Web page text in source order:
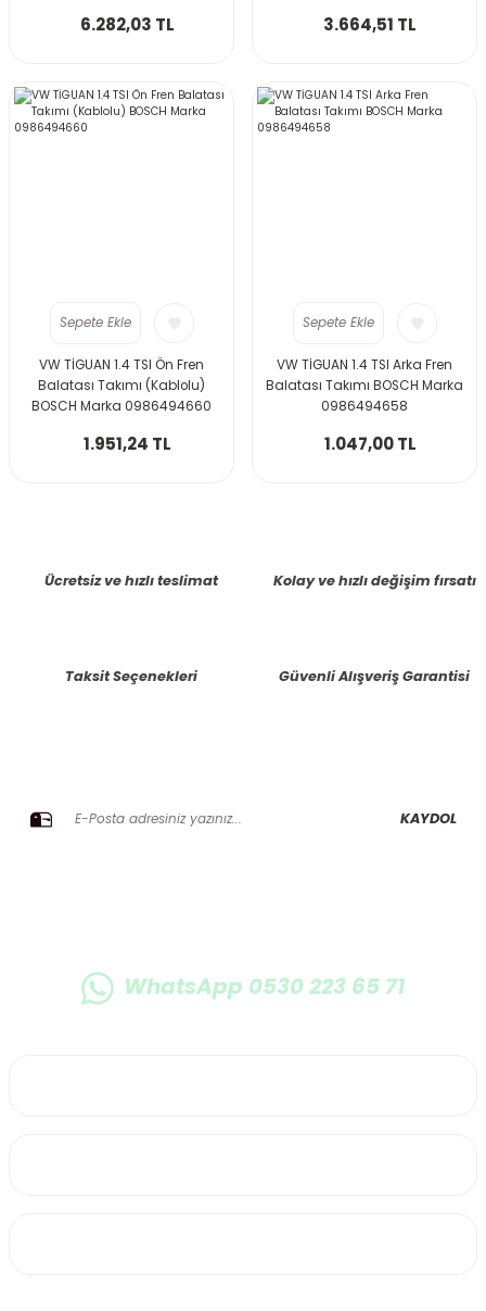
6.282,03 TL 3.664,51 TL
Sepete Ekle
VW TİGUAN 1.4 TSI Ön Fren
Balatası Takımı (Kablolu)
BOSCH Marka 0986494660
1.951,24 TL
Sepete Ekle
VW TİGUAN 1.4 TSI Arka Fren
Balatası Takımı BOSCH Marka
0986494658
1.047,00 TL
Ücretsiz ve hızlı teslimat Kolay ve hızlı değişim fırsatı
Taksit Seçenekleri Güvenli Alışveriş Garantisi
KAYDOL
WhatsApp 0530 223 65 71